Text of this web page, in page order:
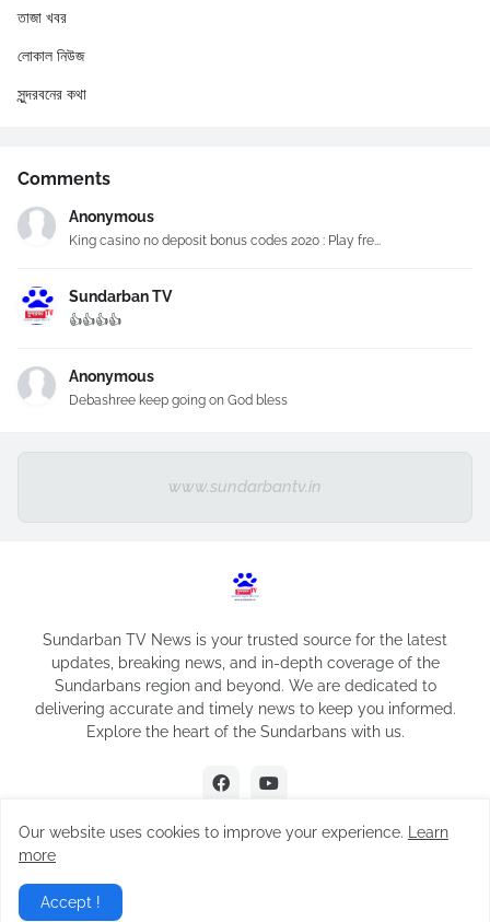
তাজা খবর
লোকাল নিউজ
সুন্দরবনের কথা
Comments
Anonymous
King casino no deposit bonus codes 2020 : Play fre...
Sundarban TV
👍👍👍👍
Anonymous
Debashree keep going on God bless
www.sundarbantv.in
Sundarban TV News is your trusted source for the latest
updates, breaking news, and in-depth coverage of the
Sundarbans region and beyond. We are dedicated to
delivering accurate and timely news to keep you informed.
Explore the heart of the Sundarbans with us.
Home
About
Our website uses cookies to improve your experience.
Learn
more
Accept !